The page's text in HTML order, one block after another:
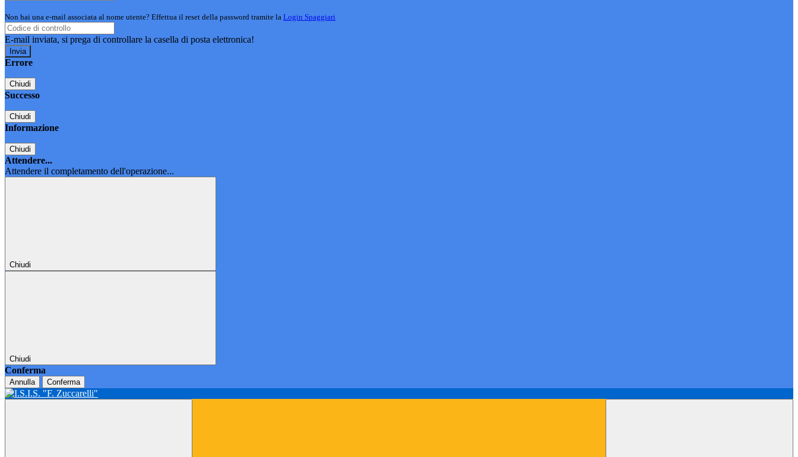
Non hai una e-mail associata al nome utente? Effettua il reset della password tramite la Login Spaggiari
E-mail inviata, si prega di controllare la casella di posta elettronica!
Errore
Chiudi
Successo
Chiudi
Informazione
Chiudi
Attendere...
Attendere il completamento dell'operazione...
Chiudi
Chiudi
Conferma
Annulla Conferma